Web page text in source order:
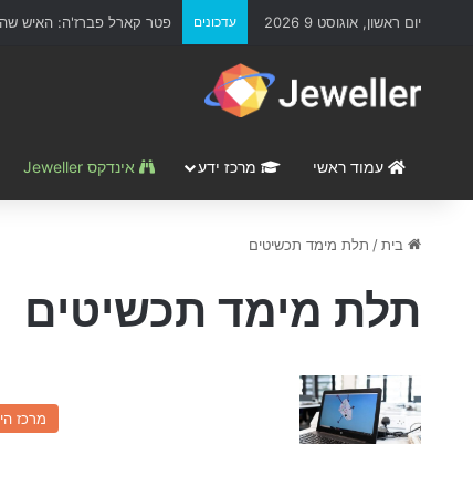
יום ראשון, אוגוסט 9 2026 עדכונים פטר קארל פברז'ה: האיש
עמוד ראשי מרכז ידע אינדקס Jeweller
בית/ תלת מימד תכשיטים
תלת מימד תכשיטים
מרכז